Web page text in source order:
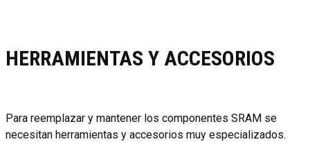
HERRAMIENTAS Y ACCESORIOS
Para reemplazar y mantener los componentes SRAM se
necesitan herramientas y accesorios muy especializados.